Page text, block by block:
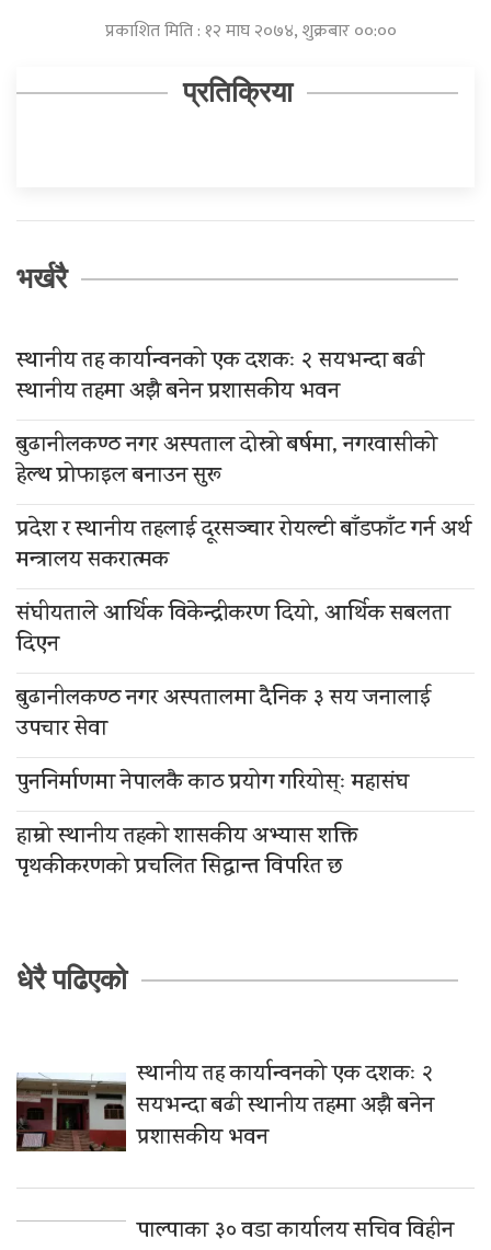
प्रकाशित मिति : १२ माघ २०७४, शुक्रबार ००:००
प्रतिक्रिया
भर्खरै
स्थानीय तह कार्यान्वनको एक दशकः २ सयभन्दा बढी
स्थानीय तहमा अझै बनेन प्रशासकीय भवन
बुढानीलकण्ठ नगर अस्पताल दोस्रो बर्षमा, नगरवासीको
हेल्थ प्रोफाइल बनाउन सुरू
प्रदेश र स्थानीय तहलाई दूरसञ्चार रोयल्टी बाँडफाँट गर्न अर्थ
मन्त्रालय सकरात्मक
संघीयताले आर्थिक विकेन्द्रीकरण दियो, आर्थिक सबलता
दिएन
बुढानीलकण्ठ नगर अस्पतालमा दैनिक ३ सय जनालाई
उपचार सेवा
पुननिर्माणमा नेपालकै काठ प्रयोग गरियोस्ः महासंघ
हाम्रो स्थानीय तहको शासकीय अभ्यास शक्ति
पृथकीकरणको प्रचलित सिद्धान्त विपरित छ
धेरै पढिएको
स्थानीय तह कार्यान्वनको एक दशकः २
सयभन्दा बढी स्थानीय तहमा अझै बनेन
प्रशासकीय भवन
पाल्पाका ३० वडा कार्यालय सचिव विहीन